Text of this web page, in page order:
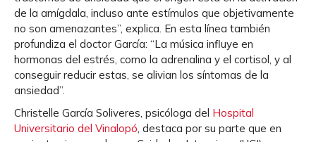
de la amígdala, incluso ante estímulos que objetivamente
no son amenazantes”, explica. En esta línea también
profundiza el doctor García: “La música influye en
hormonas del estrés, como la adrenalina y el cortisol, y al
conseguir reducir estas, se alivian los síntomas de la
ansiedad”.
Christelle García Soliveres, psicóloga del Hospital
Universitario del Vinalopó, destaca por su parte que en